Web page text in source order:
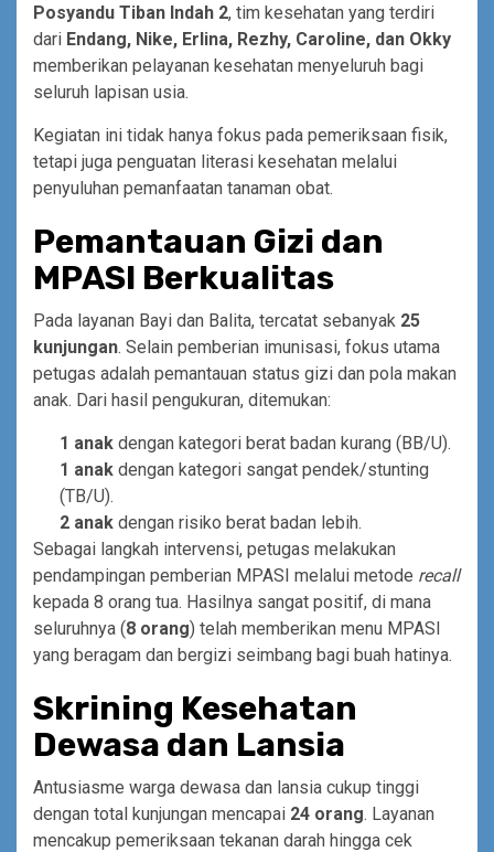
Posyandu Tiban Indah 2, tim kesehatan yang terdiri
dari Endang, Nike, Erlina, Rezhy, Caroline, dan Okky
memberikan pelayanan kesehatan menyeluruh bagi
seluruh lapisan usia.
Kegiatan ini tidak hanya fokus pada pemeriksaan fisik,
tetapi juga penguatan literasi kesehatan melalui
penyuluhan pemanfaatan tanaman obat.
Pemantauan Gizi dan
MPASI Berkualitas
Pada layanan Bayi dan Balita, tercatat sebanyak 25
kunjungan. Selain pemberian imunisasi, fokus utama
petugas adalah pemantauan status gizi dan pola makan
anak. Dari hasil pengukuran, ditemukan:
1 anak dengan kategori berat badan kurang (BB/U).
1 anak dengan kategori sangat pendek/stunting
(TB/U).
2 anak dengan risiko berat badan lebih.
Sebagai langkah intervensi, petugas melakukan
pendampingan pemberian MPASI melalui metode recall
kepada 8 orang tua. Hasilnya sangat positif, di mana
seluruhnya (8 orang) telah memberikan menu MPASI
yang beragam dan bergizi seimbang bagi buah hatinya.
Skrining Kesehatan
Dewasa dan Lansia
Antusiasme warga dewasa dan lansia cukup tinggi
dengan total kunjungan mencapai 24 orang. Layanan
mencakup pemeriksaan tekanan darah hingga cek